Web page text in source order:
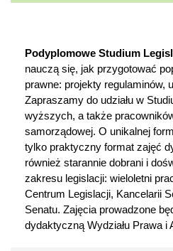
Podyplomowe Studium
nauczą się, jak przygotować
prawne: projekty regulaminów,
Zapraszamy do udziału w
wyższych, a także
samorządowej. O unikalnej
tylko praktyczny format zajęć
również starannie dobrani i
zakresu legislacji: wieloletni
Centrum Legislacji, Kancelarii
Senatu. Zajęcia prowadzone
dydaktyczną Wydziału Prawa i